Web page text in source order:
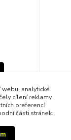
webu, analytické
cílení reklamy
preferencí
části stránek.